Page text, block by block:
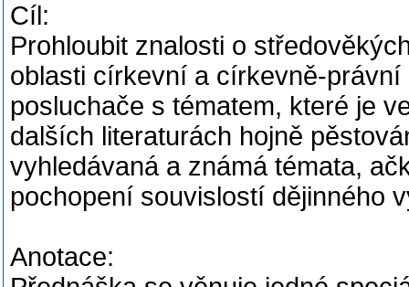
Cíl:
Prohloubit znalosti o
oblasti církevní a církevně-
posluchače s tématem, které je
dalších literaturách hojně
vyhledávaná a známá témata,
pochopení souvislostí dějinného
Anotace: